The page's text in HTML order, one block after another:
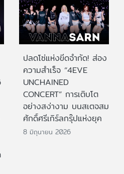
ปลดโซ่แห่งขีดจำกัด! ส่อง
ความสำเร็จ “4EVE
UNCHAINED
CONCERT” การเติบโต
อย่างสง่างาม บนสเตจสม
ศักดิ์ศรีเกิร์ลกรุ๊ปแห่งยุค
8 มิถุนายน 2026